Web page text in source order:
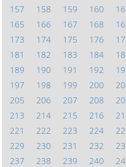
157
158 159 160
165
166 167 168
173
174 175 176
181
182 183 184
189
190 191 192
197
198 199 200
205
206 207 208
213
214 215 216
221
222 223 224
229
230 231 232
237
238 239 240